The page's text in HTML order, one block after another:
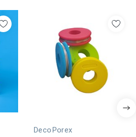
DecoPorex